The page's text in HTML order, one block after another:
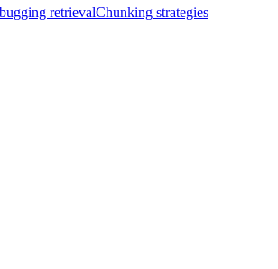
retrievalChunking strategies